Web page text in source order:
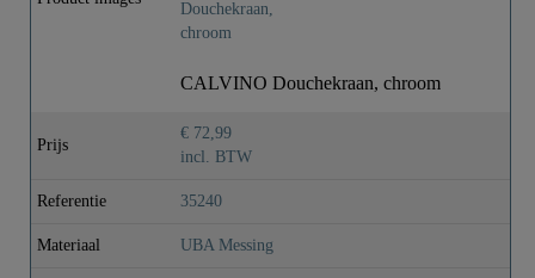
CALVINO Douchekraan, chroom
Prijs
€ 72,99
incl. BTW
Referentie 35240
Materiaal UBA Messing